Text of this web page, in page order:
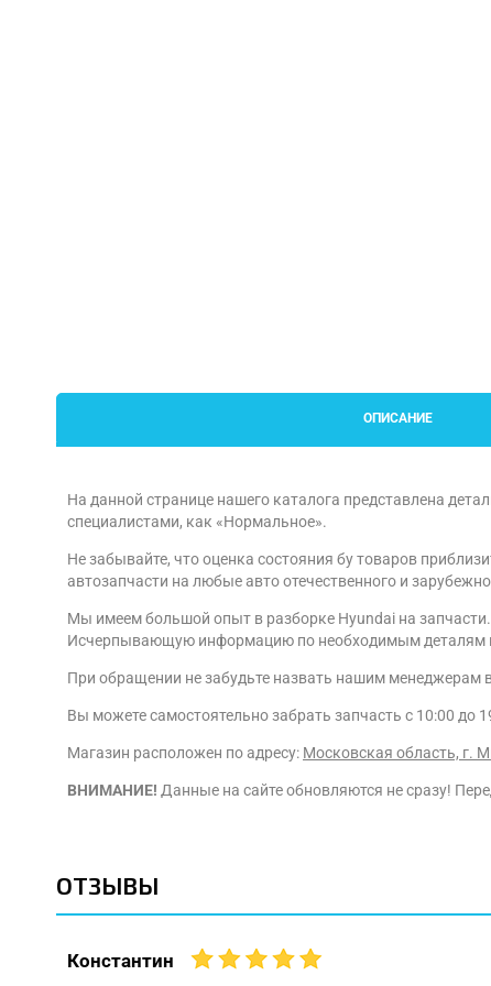
ОПИСАНИЕ
На данной странице нашего каталога представлена
специалистами, как «Нормальное».
Не забывайте, что оценка состояния бу товаров
автозапчасти на любые авто отечественного и
Мы имеем большой опыт в разборке Hyundai на
Исчерпывающую информацию по необходимым деталям
При обращении не забудьте назвать нашим менеджерам
Вы можете самостоятельно забрать запчасть с 10:00 до
Магазин расположен по адресу: Московская область, г.
ВНИМАНИЕ! Данные на сайте обновляются не сразу!
ОТЗЫВЫ
Константин